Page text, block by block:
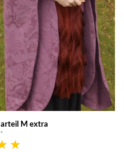
M extra
*